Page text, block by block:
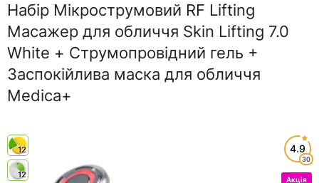
Набір Мікрострумовий RF Lifting
Масажер для обличчя Skin Lifting 7.0
White + Струмопровідний гель +
Заспокійлива маска для обличчя
Medica+
12
12
4.9
30
Акція